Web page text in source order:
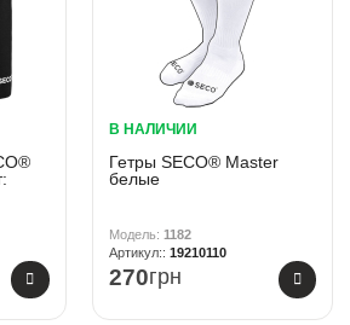
В НАЛИЧИИ
Гетры SECO® Master
белые
1182
19210110
270грн